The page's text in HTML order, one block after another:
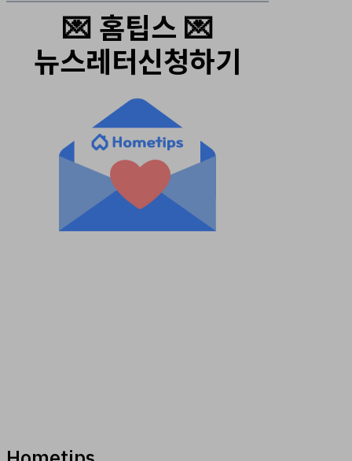
💌 홈팁스 💌
뉴스레터신청하기